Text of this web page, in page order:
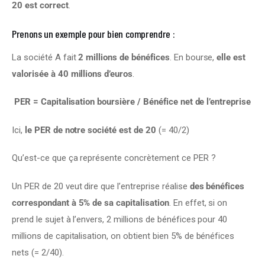
20 est correct.
Prenons un exemple pour bien comprendre :
La société A fait 2 millions de bénéfices. En bourse, elle est
valorisée à 40 millions d’euros.
PER = Capitalisation boursière / Bénéfice net de l’entreprise
Ici, le PER de notre société est de 20 (= 40/2)
Qu’est-ce que ça représente concrètement ce PER ?
Un PER de 20 veut dire que l’entreprise réalise des bénéfices
correspondant à 5% de sa capitalisation. En effet, si on
prend le sujet à l’envers, 2 millions de bénéfices pour 40
millions de capitalisation, on obtient bien 5% de bénéfices
nets (= 2/40).